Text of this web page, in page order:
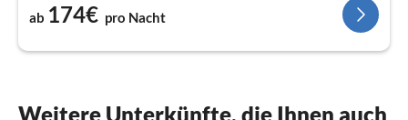
ab 174€ pro Nacht
Weitere Unterkünfte, die Ihnen auch